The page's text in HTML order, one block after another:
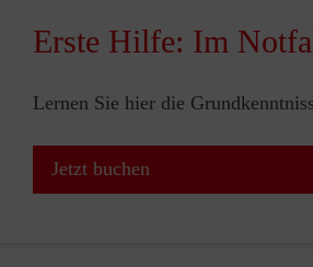
Erste Hilfe: Im
Lernen Sie hier die
Jetzt buchen